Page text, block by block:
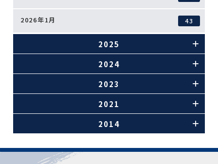
2026年1月 43
2025
2024
2023
2021
2014